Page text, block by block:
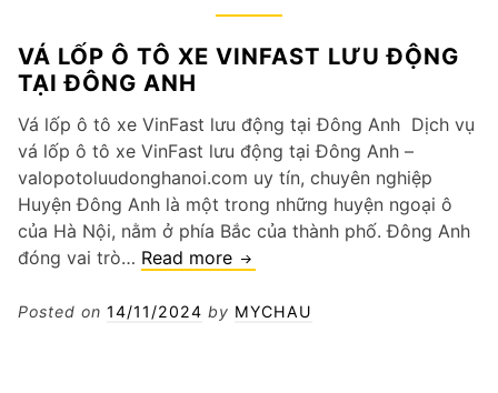
VÁ LỐP Ô TÔ XE VINFAST LƯU ĐỘNG
TẠI ĐÔNG ANH
Vá lốp ô tô xe VinFast lưu động tại Đông Anh Dịch vụ
vá lốp ô tô xe VinFast lưu động tại Đông Anh –
valopotoluudonghanoi.com uy tín, chuyên nghiệp
Huyện Đông Anh là một trong những huyện ngoại ô
của Hà Nội, nằm ở phía Bắc của thành phố. Đông Anh
đóng vai trò… Read more Vá
ô
Posted on 14/11/2024 by MYCHAU